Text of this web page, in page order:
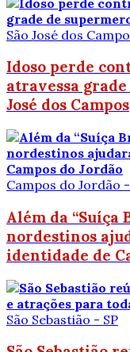
São José dos
Idoso perde
atravessa
José dos Campos
Campos do Jordão -
Além da “Suíça
nordestinos
identidade de
São Sebastião - SP